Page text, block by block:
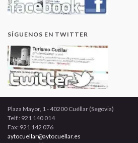
SÍGUENOS EN TWITTER
Plaza Mayor, 1 - 40200 Cuéllar (Segovia)
Telf.: 921 140 014
Fax: 921 142 076
aytocuellar@aytocuellar.es